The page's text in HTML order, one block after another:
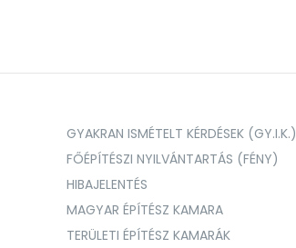
GYAKRAN ISMÉTELT KÉRDÉSEK (GY.I.K.)
FŐÉPÍTÉSZI NYILVÁNTARTÁS (FÉNY)
HIBAJELENTÉS
MAGYAR ÉPÍTÉSZ KAMARA
TERÜLETI ÉPÍTÉSZ KAMARÁK